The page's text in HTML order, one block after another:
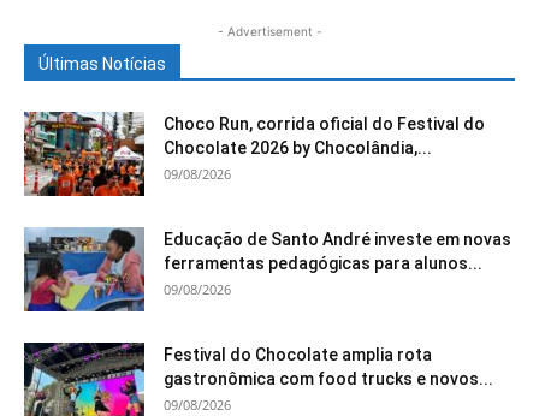
- Advertisement -
Últimas Notícias
Choco Run, corrida oficial do Festival do
Chocolate 2026 by Chocolândia,...
09/08/2026
Educação de Santo André investe em novas
ferramentas pedagógicas para alunos...
09/08/2026
Festival do Chocolate amplia rota
gastronômica com food trucks e novos...
09/08/2026